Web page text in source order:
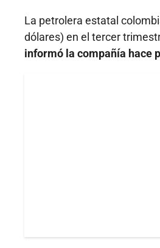
La petrolera estatal
dólares) en el tercer
informó la compañía hace